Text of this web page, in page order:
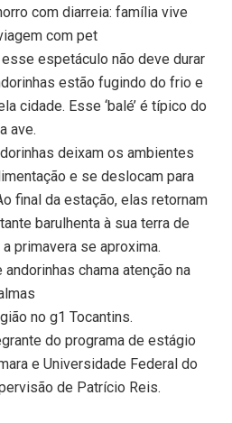
com diarreia: família vive
com pet
espetáculo não deve durar
estão fugindo do frio e
cidade. Esse ‘balé’ é típico do
ave.
deixam os ambientes
e se deslocam para
final da estação, elas retornam
barulhenta à sua terra de
primavera se aproxima.
chama atenção na
no g1 Tocantins.
do programa de estágio
e Universidade Federal do
de Patrício Reis.